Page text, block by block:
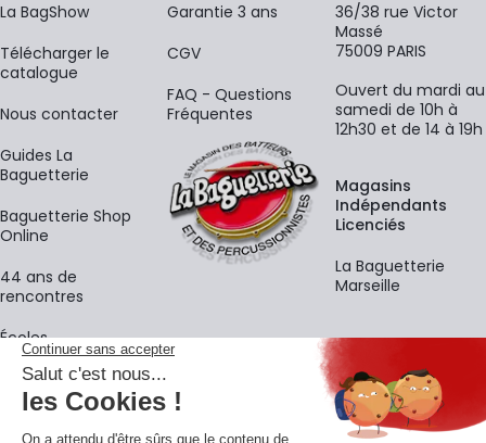
La BagShow
​Télécharger le
catalogue
Nous contacter
Guides La
Baguetterie
Baguetterie Shop
Online
44 ans de
rencontres
Écoles
Garantie 3 ans
CGV
FAQ - Questions
Fréquentes
36/38 rue Victor
Massé
75009 PARIS
Ouvert du mardi au
samedi de 10h à
12h30 et de 14 à 19h
Magasins
Indépendants
Licenciés
La Baguetterie
Marseille
La newsletter
Adresse e-mail